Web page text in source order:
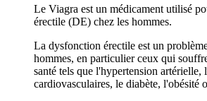
Le Viagra est un médicament utilisé
érectile (DE) chez les hommes.
La dysfonction érectile est un
hommes, en particulier ceux qui
santé tels que l'hypertension artérielle,
cardiovasculaires, le diabète, l'obésité